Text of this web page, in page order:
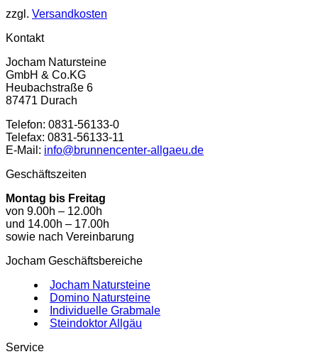
zzgl. Versandkosten
Kontakt
Jocham Natursteine
GmbH & Co.KG
Heubachstraße 6
87471 Durach
Telefon: 0831-56133-0
Telefax: 0831-56133-11
E-Mail: info@brunnencenter-allgaeu.de
Geschäftszeiten
Montag bis Freitag
von 9.00h – 12.00h
und 14.00h – 17.00h
sowie nach Vereinbarung
Jocham Geschäftsbereiche
Jocham Natursteine
Domino Natursteine
Individuelle Grabmale
Steindoktor Allgäu
Service